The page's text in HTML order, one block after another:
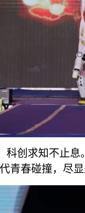
创求知不止息
青春碰撞，尽